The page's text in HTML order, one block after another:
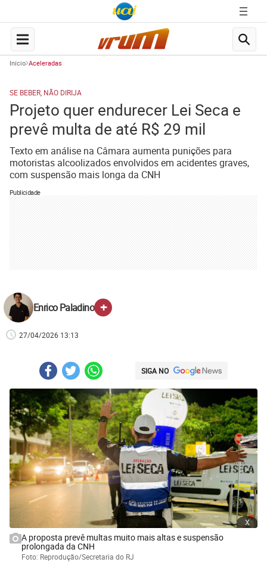
Início Aceleradas
SE BEBER, NÃO DIRIJA
Projeto quer endurecer Lei Seca e
prevê multa de até R$ 29 mil
Texto em análise na Câmara aumenta punições para
motoristas alcoolizados envolvidos em acidentes graves,
com suspensão mais longa da CNH
Publicidade
Enrico Paladino +
27/04/2026 13:13
SIGA NO
x
A proposta prevê multas muito mais altas e suspensão
prolongada da CNH
Foto: Reprodução/Secretaria do RJ